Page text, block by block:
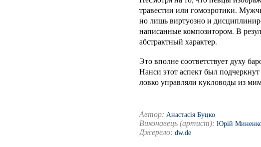
травестии или гомоэротики.
но лишь виртуозно и
написанные композитором. В
абстрактный характер.
Это вполне соответствует духу
Нанси этот аспект был
ловко управляли кукловоды из
Автор: Анастасія Буцко
Виконавець (артист): Юрій
Джерело: dw.de